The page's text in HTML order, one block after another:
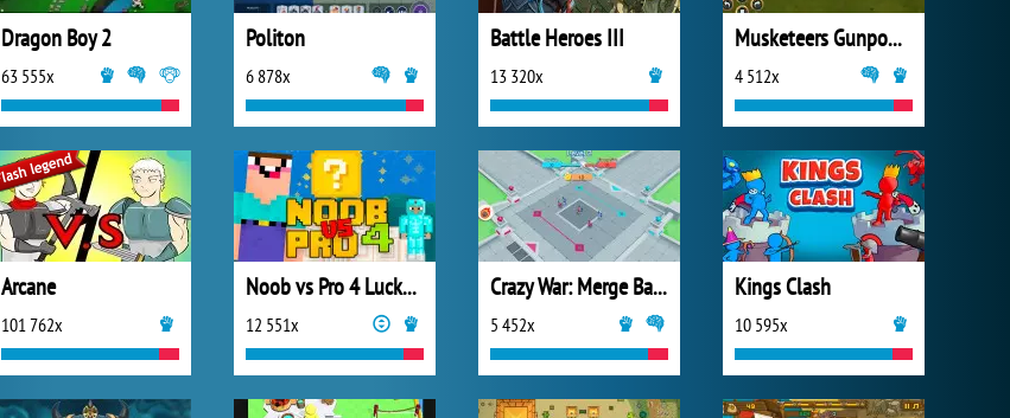
Dragon Boy 2
63 555x
Politon
6 878x
Battle Heroes III
13 320x
Musketeers Gunpowder vs Steel
4 512x
Arcane
101 762x
Noob vs Pro 4 Lucky Block
12 551x
Crazy War: Merge Battle
5 452x
Kings Clash
10 595x